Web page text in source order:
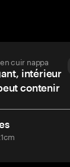
cuir nappa
intérieur
contenir